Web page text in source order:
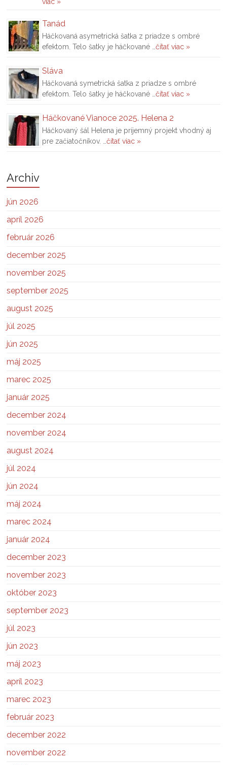
Tanád
Háčkovaná asymetrická šatka z priadze s ombré
efektom. Telo šatky je háčkované …čítať viac »
Sláva
Háčkovaná symetrická šatka z priadze s ombré
efektom. Telo šatky je háčkované …čítať viac »
Háčkované Vianoce 2025. Helena 2
Háčkovaný šál Helena je príjemný projekt vhodný aj
pre začiatočníkov. …čítať viac »
Archiv
jún 2026
apríl 2026
február 2026
december 2025
november 2025
september 2025
august 2025
júl 2025
jún 2025
máj 2025
marec 2025
január 2025
december 2024
november 2024
august 2024
júl 2024
jún 2024
máj 2024
marec 2024
január 2024
december 2023
november 2023
október 2023
september 2023
júl 2023
jún 2023
máj 2023
apríl 2023
marec 2023
február 2023
december 2022
november 2022